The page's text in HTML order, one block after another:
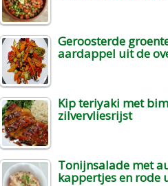
Geroosterde
aardappel uit de
Kip teriyaki met
zilvervliesrijst
Tonijnsalade met
kappertjes en rode